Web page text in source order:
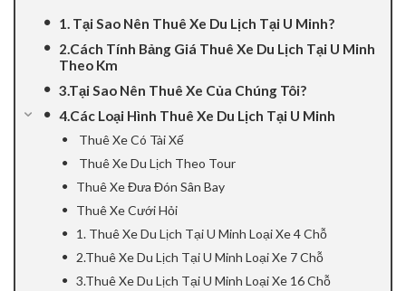
1. Tại Sao Nên Thuê Xe Du Lịch Tại U Minh?
2.Cách Tính Bảng Giá Thuê Xe Du Lịch Tại U Minh
Theo Km
3.Tại Sao Nên Thuê Xe Của Chúng Tôi?
4.Các Loại Hình Thuê Xe Du Lịch Tại U Minh
Thuê Xe Có Tài Xế
Thuê Xe Du Lịch Theo Tour
Thuê Xe Đưa Đón Sân Bay
Thuê Xe Cưới Hỏi
1. Thuê Xe Du Lịch Tại U Minh Loại Xe 4 Chỗ
2.Thuê Xe Du Lịch Tại U Minh Loại Xe 7 Chỗ
3.Thuê Xe Du Lịch Tại U Minh Loại Xe 16 Chỗ